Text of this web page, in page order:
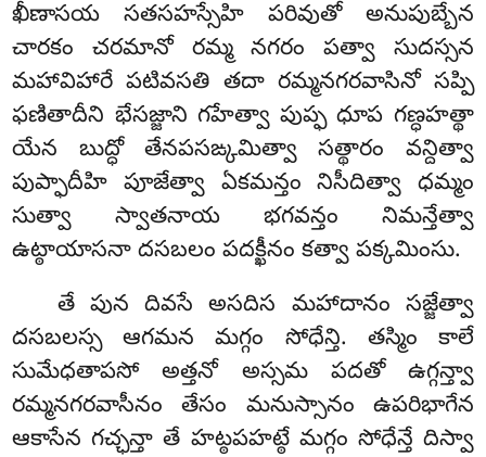
ఖీణాసయ సతసహస్సేహి పరివుతో అనుపుబ్బేన
చారకం చరమానో రమ్మ నగరం పత్వా సుదస్సన
మహావిహారే పటివసతి తదా రమ్మనగరవాసినో సప్పి
ఫణితాదీని భేసజ్జాని గహేత్వా పుప్ఫ ధూప గణ్ధహత్థా
యేన బుద్ధో తేనపసఙ్కమిత్వా సత్థారం వన్దిత్వా
పుప్ఫాదీహి పూజేత్వా ఏకమన్తం నిసీదిత్వా ధమ్మం
సుత్వా స్వాతనాయ భగవన్తం నిమన్తేత్వా
ఉట్ఠాయాసనా దసబలం పదక్ఖీనం కత్వా పక్కమింసు.
తేపున దివసే అసదిస మహాదానం సజ్జేత్వా
దసబలస్స ఆగమన మగ్గం సోధేన్తి. తస్మిం కాలే
సుమేధతాపసో అత్తనో అస్సమ పదతో ఉగ్గన్త్వా
రమ్మనగరవాసీనం తేసం మనుస్సానం ఉపరిభాగేన
ఆకాసేన గచ్ఛన్తా తే హట్ఠపహట్ఠే మగ్గం సోధేన్తే దిస్వా